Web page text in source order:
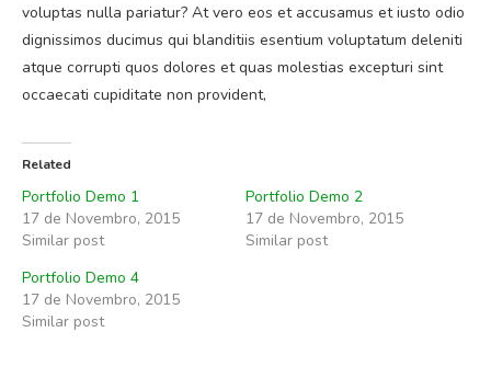
voluptas nulla pariatur? At vero eos et accusamus et iusto odio
dignissimos ducimus qui blanditiis esentium voluptatum deleniti
atque corrupti quos dolores et quas molestias excepturi sint
occaecati cupiditate non provident,
Related
Portfolio Demo 1
17 de Novembro, 2015
Similar post
Portfolio Demo 2
17 de Novembro, 2015
Similar post
Portfolio Demo 4
17 de Novembro, 2015
Similar post